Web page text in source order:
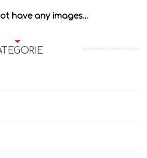
have any images...